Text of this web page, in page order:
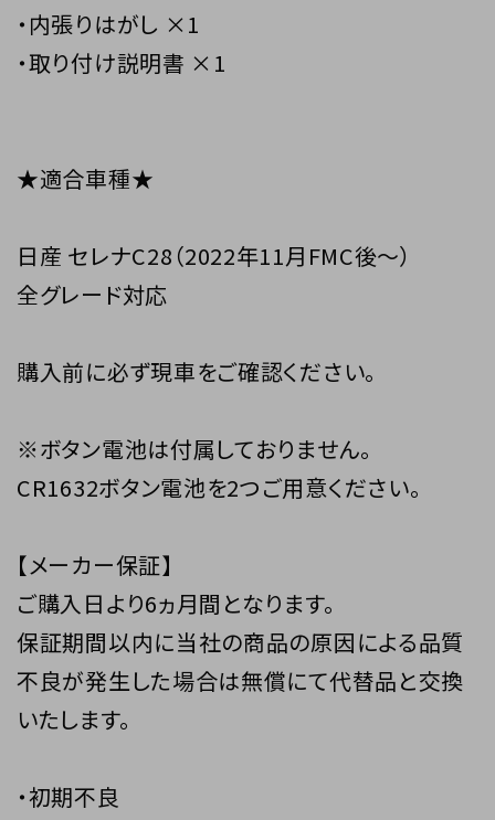
・内張りはがし ×1
・取り付け説明書 ×1
★適合車種★
日産 セレナC28（2022年11月FMC後〜）
全グレード対応
購入前に必ず現車をご確認ください。
※ボタン電池は付属しておりません。
CR1632ボタン電池を2つご用意ください。
【メーカー保証】
ご購入日より6ヵ月間となります。
保証期間以内に当社の商品の原因による品質
不良が発生した場合は無償にて代替品と交換
いたします。
・初期不良